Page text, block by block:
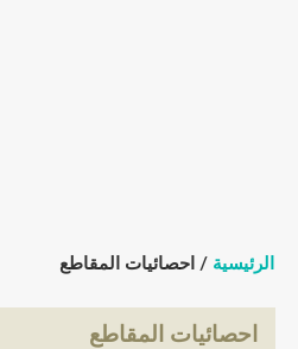
الرئيسية / احصائيات المقاطع
احصائيات المقاطع